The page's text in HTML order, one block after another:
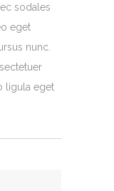
sodales
eget
nunc.
ligula eget